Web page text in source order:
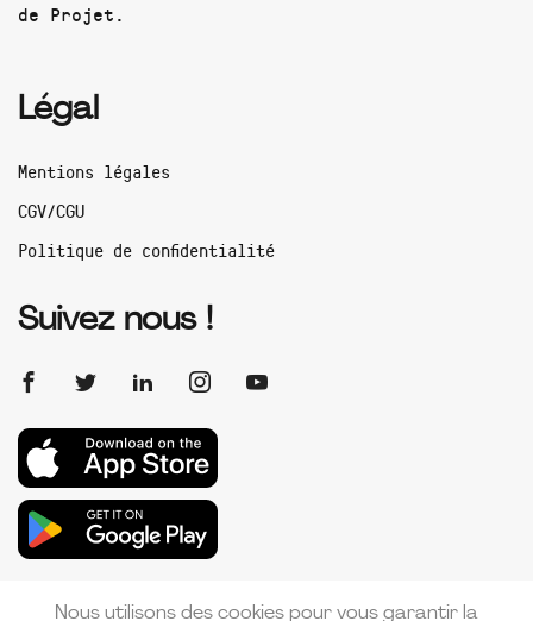
de Projet.
Légal
Mentions légales
CGV/CGU
Politique de confidentialité
Suivez nous !
Nous utilisons des cookies pour vous garantir la